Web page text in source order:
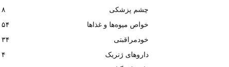
چشم پزشکی
۸
خواص میوه‌ها و غذاها
۵۴
خودمراقبتی
۳۴
داروهای ژنریک
۴